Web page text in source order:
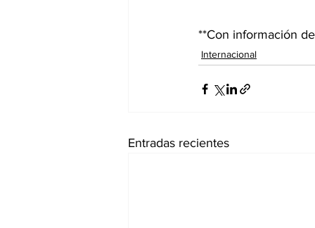
**Con información
Internacional
Entradas recientes